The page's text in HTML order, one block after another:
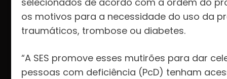
os motivos para a necessidade do uso da
traumáticos, trombose ou diabetes.
“A SES promove esses mutirões para dar
pessoas com deficiência (PcD) tenham